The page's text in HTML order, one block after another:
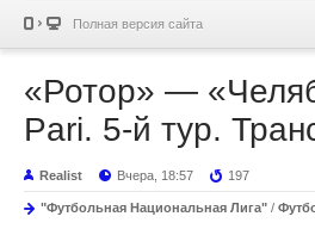
Полная версия сайта
«Ротор» —
Pari. 5-й тур.
Realist Вчера, 18:57 197
"Футбольная Национальная Лига" /